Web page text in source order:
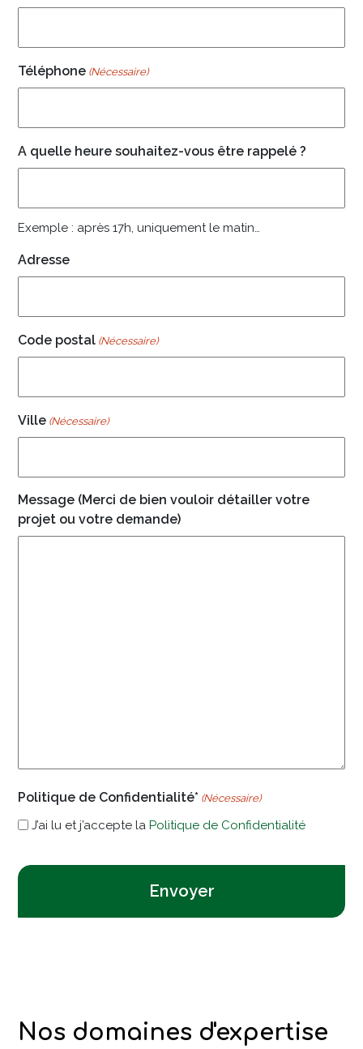
Téléphone (Nécessaire)
A quelle heure souhaitez-vous être rappelé ?
Exemple : après 17h, uniquement le matin…
Adresse
Code postal (Nécessaire)
Ville (Nécessaire)
Message (Merci de bien vouloir détailler votre
projet ou votre demande)
Politique de Confidentialité* (Nécessaire)
J’ai lu et j’accepte la Politique de Confidentialité
Nos domaines d'expertise